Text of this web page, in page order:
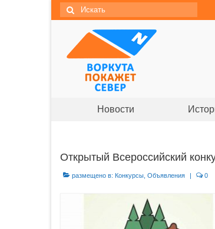
Новости
Открытый Всероссийский
размещено в: Конкурсы Объявления | 0